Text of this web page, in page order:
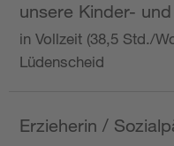
unsere Kinder-
in Vollzeit (38,5 Std./
Lüdenscheid
Erzieherin /